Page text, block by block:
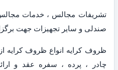
تشریفات مجالس ، خدمات
صندلی و سایر تجهیزات جهت
ظروف کرایه انواع ظروف کرایه
چادر ، پرده ، سفره عقد و